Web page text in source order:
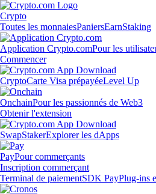
Crypto
Toutes les monnaiesPaniersEarnStaking
Application Crypto.comPour les
Commencer
CryptoCarte Visa prépayéeLevel Up
OnchainPour les passionnés de Web3
Obtenir l'extension
SwapStakerExplorer les dApps
PayPour commerçants
Inscription commerçant
Terminal de paiementSDK PayPlug-ins